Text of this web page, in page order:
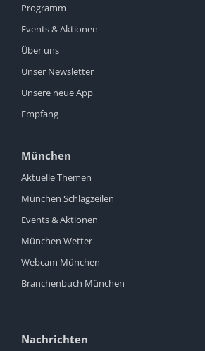
Programm
Events & Aktionen
Über uns
Unser Newsletter
Unsere neue App
Empfang
München
Aktuelle Themen
München Schlagzeilen
Events & Aktionen
München Wetter
Webcam München
Branchenbuch München
Nachrichten